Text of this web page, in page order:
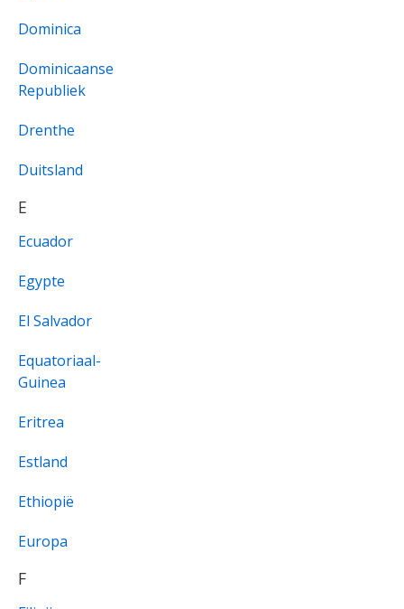
Dominica
Dominicaanse
Republiek
Drenthe
Duitsland
E
Ecuador
Egypte
El Salvador
Equatoriaal-
Guinea
Eritrea
Estland
Ethiopië
Europa
F